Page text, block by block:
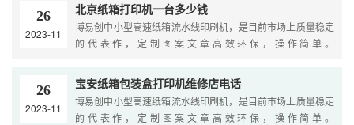
26
2023-11
北京纸箱打印机一台多少钱
博易创中小型高速纸箱流水线印刷机，是目前市场上质量稳定
的代表作，定制图案文章高效环保，操作简单。
26
2023-11
宝安纸箱包装盒打印机维修店电话
博易创中小型高速纸箱流水线印刷机，是目前市场上质量稳定
的代表作，定制图案文章高效环保，操作简单。